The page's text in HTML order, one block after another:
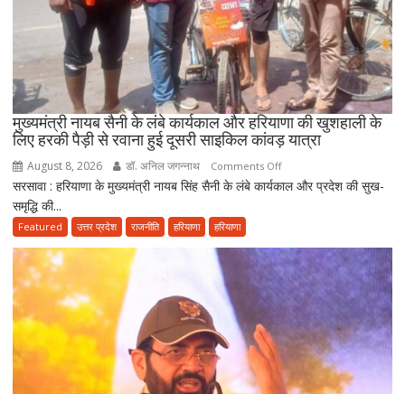
तक
हरियाणा
को
स्वास्थ्य
क्षेत्र
में
बनाएंगे
अग्रणी
राज्य
मुख्यमंत्री नायब सैनी के लंबे कार्यकाल और हरियाणा की खुशहाली के
लिए हरकी पैड़ी से रवाना हुई दूसरी साइकिल कांवड़ यात्रा
August 8, 2026 डॉ. अनिल जगन्नाथ Comments Offon
मुख्यमंत्री
के
लंबे
कार्यकाल
और
हरियाणा
की
खुशहाली
के
सरसावा : हरियाणा के मुख्यमंत्री नायब सिंह सैनी के लंबे कार्यकाल और प्रदेश की सुख-
समृद्धि की...
Featured उत्तर प्रदेश राजनीति हरियाणा हरियाणा